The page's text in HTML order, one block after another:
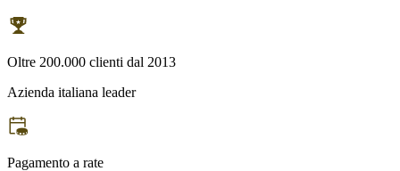
Oltre 200.000 clienti dal 2013
Azienda italiana leader
Pagamento a rate